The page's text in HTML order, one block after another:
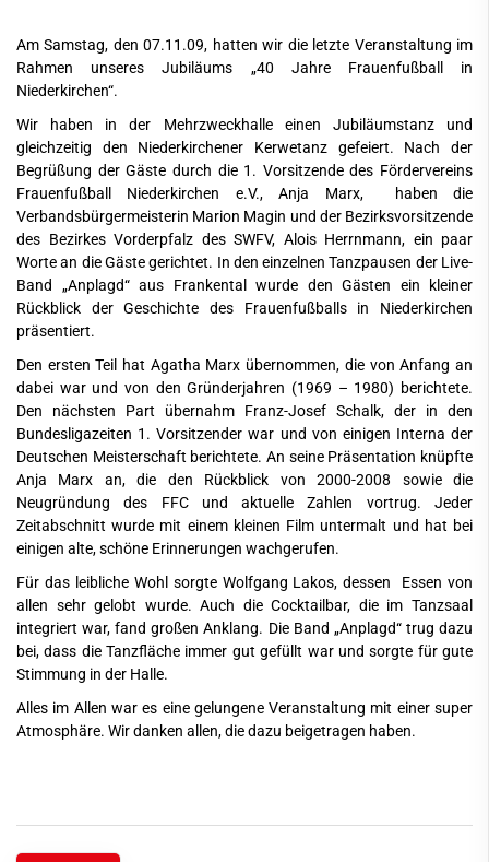
Am Samstag, den 07.11.09, hatten wir die letzte Veranstaltung im
Rahmen unseres Jubiläums „40 Jahre Frauenfußball in
Niederkirchen“.
Wir haben in der Mehrzweckhalle einen Jubiläumstanz und
gleichzeitig den Niederkirchener Kerwetanz gefeiert. Nach der
Begrüßung der Gäste durch die 1. Vorsitzende des Fördervereins
Frauenfußball Niederkirchen e.V., Anja Marx, haben die
Verbandsbürgermeisterin Marion Magin und der Bezirksvorsitzende
des Bezirkes Vorderpfalz des SWFV, Alois Herrnmann, ein paar
Worte an die Gäste gerichtet. In den einzelnen Tanzpausen der Live-
Band „Anplagd“ aus Frankental wurde den Gästen ein kleiner
Rückblick der Geschichte des Frauenfußballs in Niederkirchen
präsentiert.
Den ersten Teil hat Agatha Marx übernommen, die von Anfang an
dabei war und von den Gründerjahren (1969 – 1980) berichtete.
Den nächsten Part übernahm Franz-Josef Schalk, der in den
Bundesligazeiten 1. Vorsitzender war und von einigen Interna der
Deutschen Meisterschaft berichtete. An seine Präsentation knüpfte
Anja Marx an, die den Rückblick von 2000-2008 sowie die
Neugründung des FFC und aktuelle Zahlen vortrug. Jeder
Zeitabschnitt wurde mit einem kleinen Film untermalt und hat bei
einigen alte, schöne Erinnerungen wachgerufen.
Für das leibliche Wohl sorgte Wolfgang Lakos, dessen Essen von
allen sehr gelobt wurde. Auch die Cocktailbar, die im Tanzsaal
integriert war, fand großen Anklang. Die Band „Anplagd“ trug dazu
bei, dass die Tanzfläche immer gut gefüllt war und sorgte für gute
Stimmung in der Halle.
Alles im Allen war es eine gelungene Veranstaltung mit einer super
Atmosphäre. Wir danken allen, die dazu beigetragen haben.